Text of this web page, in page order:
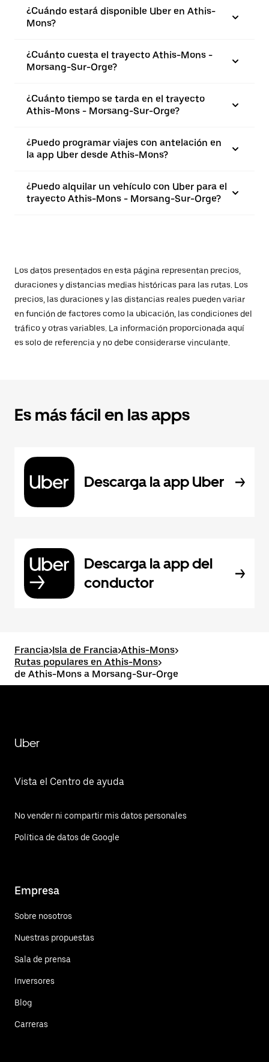
¿Cuándo estará disponible Uber en Athis-
Mons?
¿Cuánto cuesta el trayecto Athis-Mons -
Morsang-Sur-Orge?
¿Cuánto tiempo se tarda en el trayecto
Athis-Mons - Morsang-Sur-Orge?
¿Puedo programar viajes con antelación en
la app Uber desde Athis-Mons?
¿Puedo alquilar un vehículo con Uber para el
trayecto Athis-Mons - Morsang-Sur-Orge?
Los datos presentados en esta página representan precios,
duraciones y distancias medias históricas para las rutas. Los
precios, las duraciones y las distancias reales pueden variar
en función de factores como la ubicación, las condiciones del
tráfico y otras variables. La información proporcionada aquí
es solo de referencia y no debe considerarse vinculante.
Es más fácil en las apps
Descarga la app Uber
Descarga la app del
conductor
Francia>Isla de Francia>Athis-Mons>
Rutas populares en Athis-Mons>
de Athis-Mons a Morsang-Sur-Orge
Uber
Vista el Centro de ayuda
No vender ni compartir mis datos personales
Política de datos de Google
Empresa
Sobre nosotros
Nuestras propuestas
Sala de prensa
Inversores
Blog
Carreras